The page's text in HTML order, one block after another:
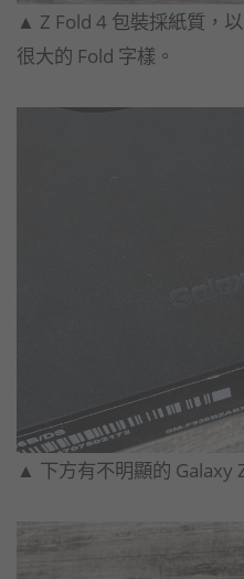
▲ Z Fold 4 包裝採紙質，
很大的 Fold 字樣。
▲ 下方有不明顯的 Galaxy